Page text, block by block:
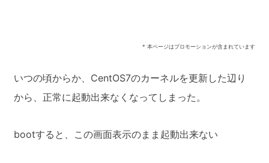
* 本ページはプロモーションが含まれています
いつの頃からか、CentOS7のカーネルを更新した辺り
から、正常に起動出来なくなってしまった。
bootすると、この画面表示のまま起動出来ない